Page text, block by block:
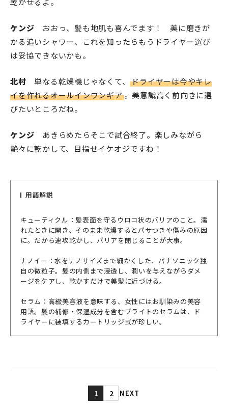
ケンジ おおっ、髪も地肌も喜んでます！ 美に磨きが
かる追いシャワー、これを知ったらもうドライヤー選び
は妥協できないかも。
北村 単なる乾燥機じゃなくて、ドライヤーは今やキレ
イを作れるオールインワンギア。美意識高く前向きに選
びたいところだね。
ケンジ あきらめたらそこで試合終了。楽しみながら
艶々に乾かして、目指せイケオジですね！
用語解説
キューティクル：髪表面を守るウロコ状のバリアのこと。濡
れたときに開き、そのまま乾燥するとパサつきや傷みの原因
に。だから速攻乾かし、バリアを閉じることが大事。
ナノイー：水をナノサイズまで細かくした、パナソニック独
自の微粒子。髪の内側まで浸透し、潤いを与えながらダメ
ージをケアし、乾かすだけで美髪に近づける。
セラム：高級美容液を意味する、女性にはお馴染みの美容
用語。髪の補修・保湿成分を含むブライトのセラムは、ド
ライヤーに装填するカートリッジ式が珍しい。
1 2 NEXT